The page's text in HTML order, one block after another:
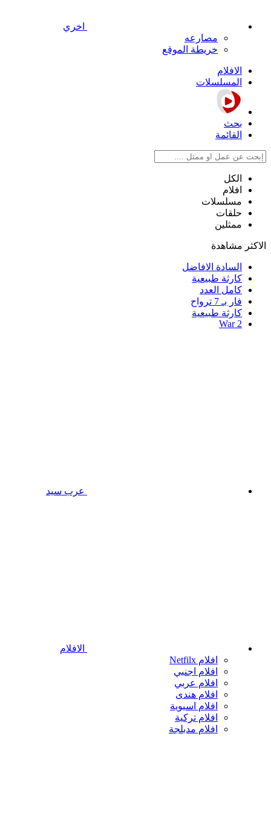
اخري
مصارعه
خريطة الموقع
الافلام
المسلسلات
بحث
القائمة
الكل
افلام
مسلسلات
حلقات
ممثلين
الاكثر مشاهدة
السادة الافاضل
كارثة طبيعية
كامل العدد
فار بـ 7 ترواح
كارثة طبيعية
War 2
عرب سيد
الافلام
افلام Netfilx
افلام اجنبي
افلام عربي
افلام هندى
افلام اسيوية
افلام تركية
افلام مدبلجة